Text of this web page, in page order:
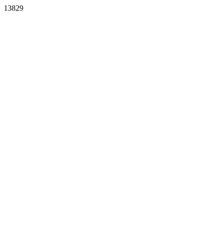
13829